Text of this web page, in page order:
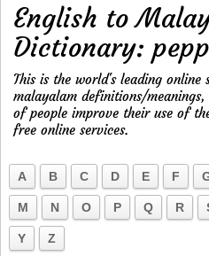
English to
Dictionary:
This is the world's leading online
malayalam definitions/
of people improve their use of
free online services.
A B C D E F
M N O P Q R
Y Z